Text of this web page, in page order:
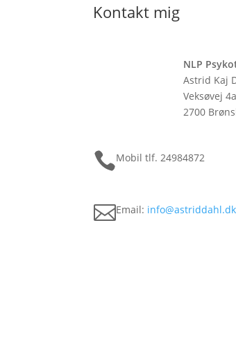
Kontakt mig
NLP
Astrid Kaj
Veksøvej
2700
Mobil tlf. 24984872
Email: info@astriddahl.dk